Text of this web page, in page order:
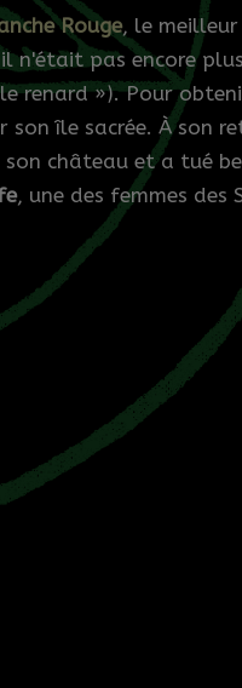
Rouge, le
n'était pas encore
renard »). Pour
île sacrée. À son
son château et a tué
, une des femmes des